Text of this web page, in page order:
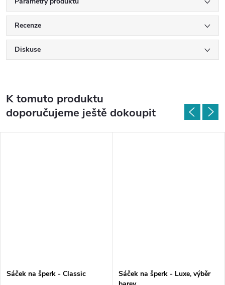
Recenze
Diskuse
K tomuto produktu
doporučujeme ještě dokoupit
Sáček na šperk - Classic
Sáček na šperk - Luxe, výběr